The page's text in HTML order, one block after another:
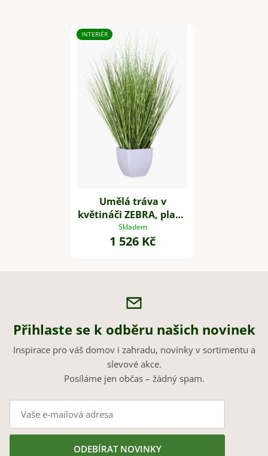
INTERIÉR
Umělá tráva v
květináči ZEBRA, plast,
výška 80 cm, zelená
Skladem
1 526 Kč
Přihlaste se k odběru našich novinek
Inspirace pro váš domov i zahradu, novinky v sortimentu a
slevové akce.
Posíláme jen občas – žádný spam.
ODEBÍRAT NOVINKY